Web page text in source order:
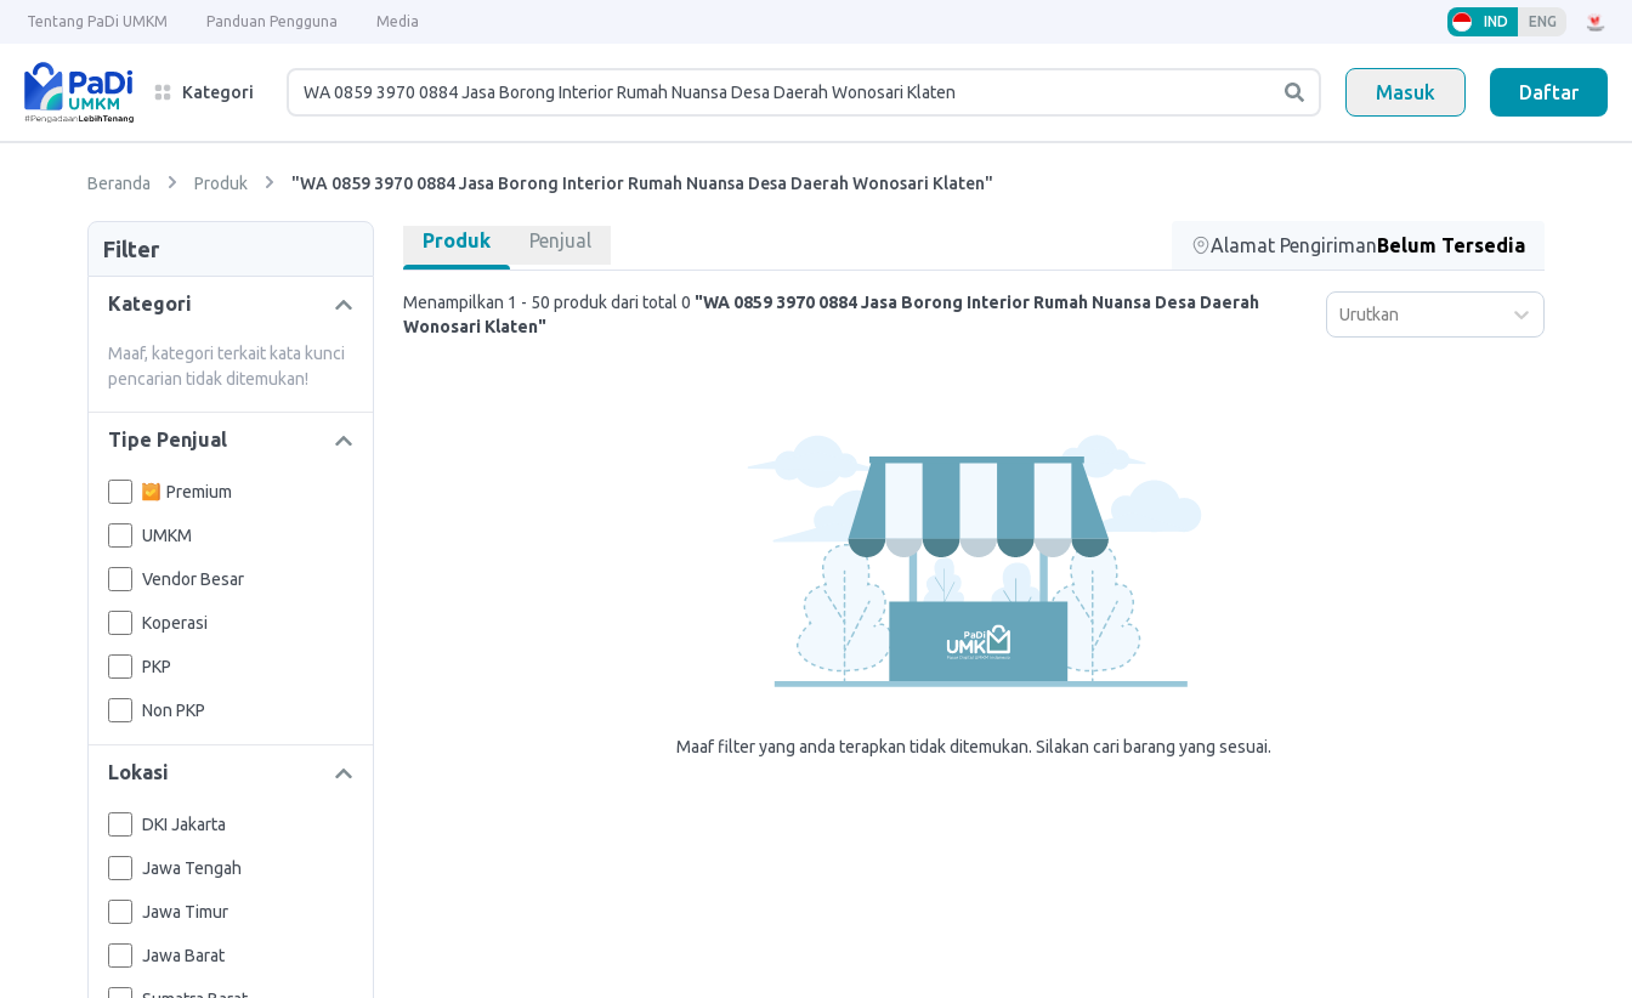
Tentang PaDi UMKM Panduan Pengguna Media IND ENG
Kategori Masuk Daftar
Beranda Produk "WA 0859 3970 0884 Jasa Borong Interior Rumah Nuansa Desa Daerah Wonosari Klaten"
Filter
Kategori
Maaf, kategori terkait kata kunci
pencarian tidak ditemukan!
Tipe Penjual
Premium
UMKM
Vendor Besar
Koperasi
PKP
Non PKP
Lokasi
DKI Jakarta
Jawa Tengah
Jawa Timur
Jawa Barat
Produk Penjual Alamat PengirimanBelum Tersedia
Menampilkan 1 - 50 produk dari total 0 "WA 0859 3970 0884 Jasa Borong Interior Rumah Nuansa Desa Daerah
Wonosari Klaten"
Urutkan
Maaf filter yang anda terapkan tidak ditemukan. Silakan cari barang yang sesuai.